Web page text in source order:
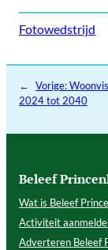
Fotowedstrijd
← Vorige:
2024 tot 2040
Beleef
Wat is Beleef
Activiteit
Adverteren Beleef